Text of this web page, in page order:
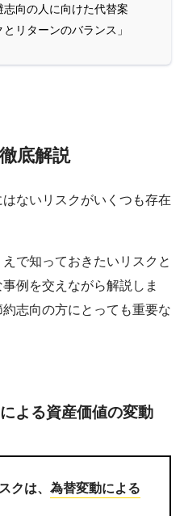
向の人に向けた代替案
リターンのバランス」
底解説
ないリスクがいくつも存在
で知っておきたいリスクと
例を交えながら解説しま
志向の方にとっても重要な
よる資産価値の変動
クは、 為替変動による